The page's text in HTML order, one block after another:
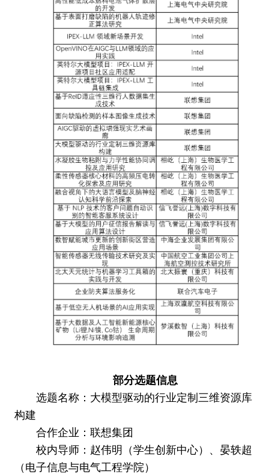
部分选题信息
选题名称：大模型驱动的行业定制三维资源库
构建
合作企业：联想集团
校内导师：赵伟明（学生创新中心）、晏轶超
（电子信息与电气工程学院）